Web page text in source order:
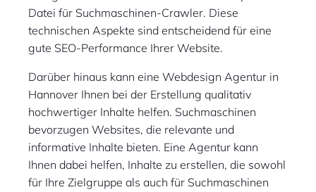
Datei für Suchmaschinen-Crawler. Diese
technischen Aspekte sind entscheidend für eine
gute SEO-Performance Ihrer Website.
Darüber hinaus kann eine Webdesign Agentur in
Hannover Ihnen bei der Erstellung qualitativ
hochwertiger Inhalte helfen. Suchmaschinen
bevorzugen Websites, die relevante und
informative Inhalte bieten. Eine Agentur kann
Ihnen dabei helfen, Inhalte zu erstellen, die sowohl
für Ihre Zielgruppe als auch für Suchmaschinen